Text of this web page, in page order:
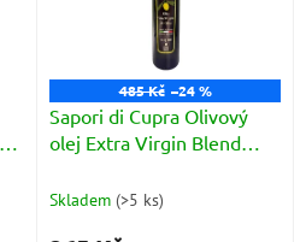
485 Kč –24 %
Sapori di Cupra Olivový
olej Extra Virgin Blend
Skladem (>5 ks)